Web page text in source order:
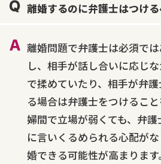
離婚するのに弁護士はつけ
離婚問題で弁護士は必須で
し、相手が話し合いに応じ
で揉めていたり、相手が弁
る場合は弁護士をつけるこ
婦間で立場が弱くても、弁
に言いくるめられる心配が
婚できる可能性が高まります。